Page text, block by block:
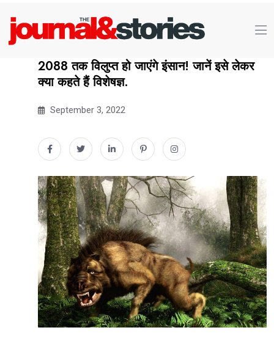
2088 तक विलुप्त हो जाएंगे इंसान! जानें इसे लेकर
क्या कहते हैं विशेषज्ञ.
September 3, 2022